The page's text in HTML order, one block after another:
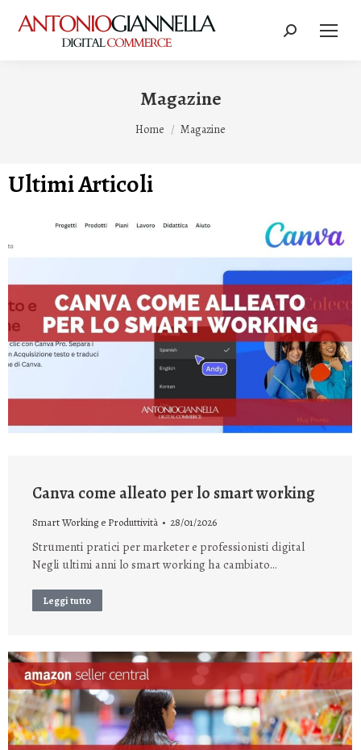
Magazine
Tu sei qui:
Home Magazine
Ultimi Articoli
Canva come alleato per lo smart working
Smart Working e Produttività 28/01/2026
Strumenti pratici per marketer e professionisti digital
Negli ultimi anni lo smart working ha cambiato…
Leggi tutto